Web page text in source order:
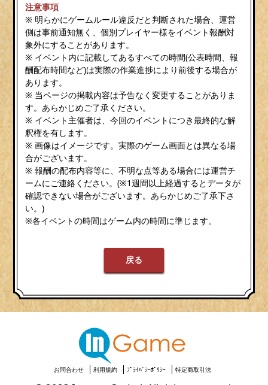
注意事項
※ 明らかにゲームルール違反だと判断された場合、運営
側は事前通知無く、個別プレイヤー様をイベント報酬対
象外にすることがあります。
※ イベント内に記載してあるすべての時間(公表時間、報
酬配布時間など)は実際の作業進捗により前後する場合が
あります。
※ 当ページの掲載内容は予告なく変更することがありま
す。あらかじめご了承ください。
※ イベント主催者は、今回のイベントにつき最終的な解
釈権を有します。
※ 画像はイメージです。実際のゲーム画面とは異なる場
合がございます。
※ 報酬の配布内容等に、不明な点等ある場合には運営チ
ームにご連絡ください。(※1週間以上経過するとデータが
確認できない場合がございます。あらかじめご了承下さ
い。)
※各イベントの時間はゲーム内の時間に準じます。
戻る
お問合わせ 利用規約 ﾌﾟﾗｲﾊﾞｼｰﾎﾟﾘｼｰ 特定商取引法